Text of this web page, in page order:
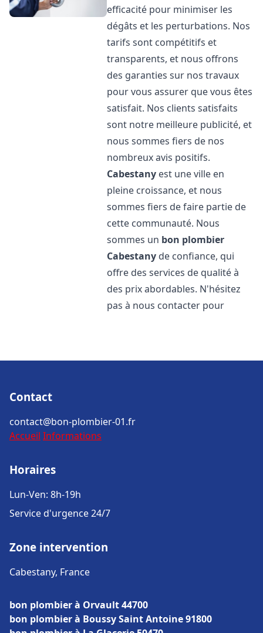
efficacité pour minimiser les
dégâts et les perturbations. Nos
tarifs sont compétitifs et
transparents, et nous offrons
des garanties sur nos travaux
pour vous assurer que vous êtes
satisfait. Nos clients satisfaits
sont notre meilleure publicité, et
nous sommes fiers de nos
nombreux avis positifs.
Cabestany est une ville en
pleine croissance, et nous
sommes fiers de faire partie de
cette communauté. Nous
sommes un bon plombier
Cabestany de confiance, qui
offre des services de qualité à
des prix abordables. N'hésitez
pas à nous contacter pour
Contact
contact@bon-plombier-01.fr
Accueil Informations
Horaires
Lun-Ven: 8h-19h
Service d'urgence 24/7
Zone intervention
Cabestany, France
bon plombier à Orvault 44700
bon plombier à Boussy Saint Antoine 91800